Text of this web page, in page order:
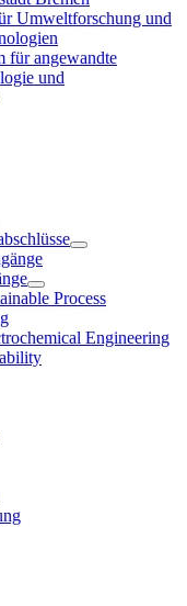
Umweltforschung und
für angewandte
und
Process
Engineering